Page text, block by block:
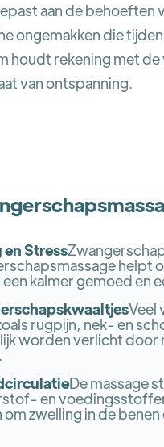
aan de behoeften
ongemakken die
houdt rekening met
van ontspanning.
Stress
helpt
kalmer gemoed en
Veel
rugpijn, nek- en
worden verlicht
De massage
en
om zwelling in de